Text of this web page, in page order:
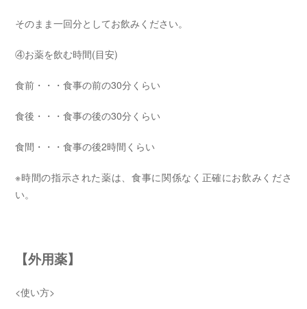
そのまま一回分としてお飲みください。
④お薬を飲む時間(目安)
食前・・・食事の前の30分くらい
食後・・・食事の後の30分くらい
食間・・・食事の後2時間くらい
※時間の指示された薬は、食事に関係なく正確にお飲みくださ
い。
【外用薬】
<使い方>